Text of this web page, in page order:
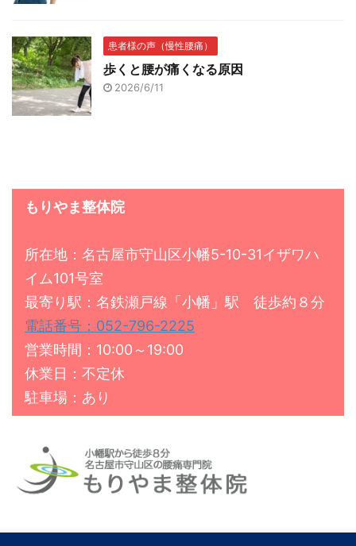
患者様の声（慢性腰痛）
歩くと腰が痛くなる原因
2026/6/11
もりやま整体院
所在地：名古屋市守山区小幡5-10-31イザワハ
イム101号室
最寄り駅：名鉄瀬戸線「小幡」駅 徒歩約８分
電話番号：052-796-2225
営業時間：10:00～19:00
休業日：不定休
駐車場：あり